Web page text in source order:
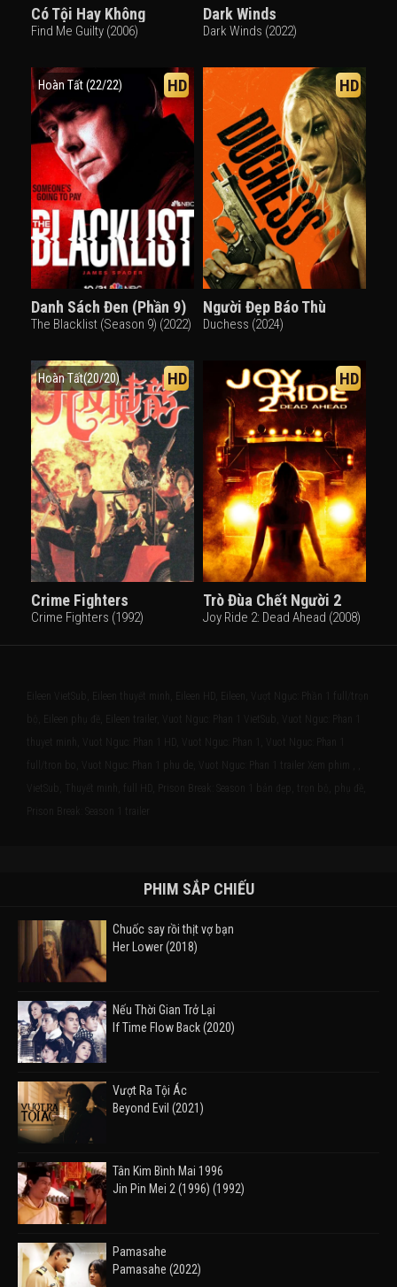
Có Tội Hay Không
Find Me Guilty (2006)
Dark Winds
Dark Winds (2022)
Hoàn Tất (22/22) HD
Danh Sách Đen (Phần 9)
The Blacklist (Season 9) (2022)
HD
Người Đẹp Báo Thù
Duchess (2024)
Hoàn Tất(20/20) HD
Crime Fighters
Crime Fighters (1992)
HD
Trò Đùa Chết Người 2
Joy Ride 2: Dead Ahead (2008)
Eileen VietSub, Eileen thuyết minh, Eileen HD, Eileen, Vượt Ngục: Phần 1 full/trọn
bộ, Eileen phụ đề, Eileen trailer, Vuot Nguc: Phan 1 VietSub, Vuot Nguc: Phan 1
thuyet minh, Vuot Nguc: Phan 1 HD, Vuot Nguc: Phan 1, Vuot Nguc: Phan 1
full/tron bo, Vuot Nguc: Phan 1 phu de, Vuot Nguc: Phan 1 trailer Xem phim , ,
VietSub, Thuyết minh, full HD, Prison Break: Season 1 bản đẹp, trọn bộ, phụ đề,
Prison Break: Season 1 trailer
PHIM SẮP CHIẾU
Chuốc say rồi thịt vợ bạn
Her Lower (2018)
Nếu Thời Gian Trở Lại
If Time Flow Back (2020)
Vượt Ra Tội Ác
Beyond Evil (2021)
Tân Kim Bình Mai 1996
Jin Pin Mei 2 (1996) (1992)
Pamasahe
Pamasahe (2022)